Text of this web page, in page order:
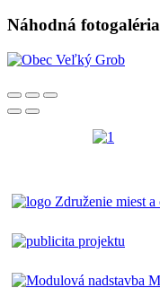
Náhodná fotogaléria